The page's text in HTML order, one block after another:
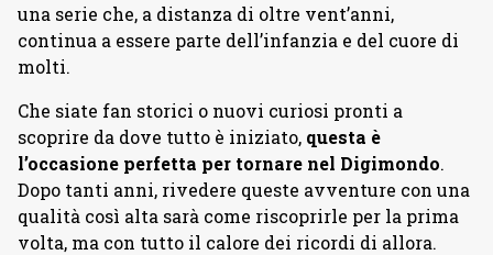
una serie che, a distanza di oltre vent’anni,
continua a essere parte dell’infanzia e del cuore di
molti.
Che siate fan storici o nuovi curiosi pronti a
scoprire da dove tutto è iniziato, questa è
l’occasione perfetta per tornare nel Digimondo.
Dopo tanti anni, rivedere queste avventure con una
qualità così alta sarà come riscoprirle per la prima
volta, ma con tutto il calore dei ricordi di allora.